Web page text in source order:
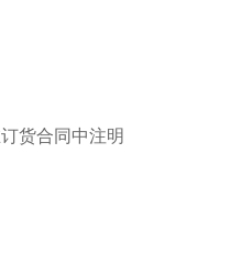
货合同中注明